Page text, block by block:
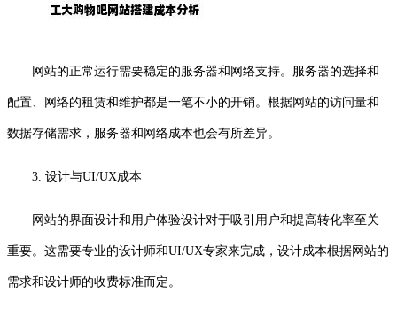
网站的正常运行需要稳定的服务器和网络支持。服务器的选择和
配置、网络的租赁和维护都是一笔不小的开销。根据网站的访问量和
数据存储需求，服务器和网络成本也会有所差异。
3. 设计与UI/UX成本
网站的界面设计和用户体验设计对于吸引用户和提高转化率至关
重要。这需要专业的设计师和UI/UX专家来完成，设计成本根据网站的
需求和设计师的收费标准而定。